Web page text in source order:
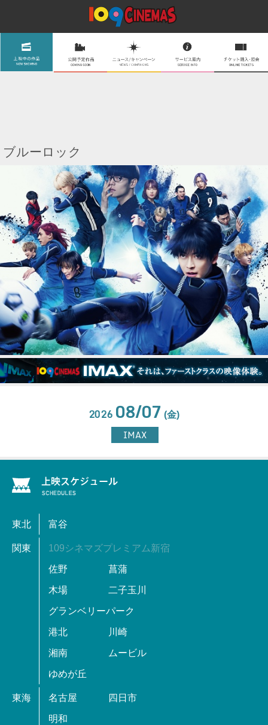
ブルーロック
2026 08/07 (金)
IMAX
東北 富谷
関東 109シネマズプレミアム新宿
佐野 菖蒲
木場 二子玉川
グランベリーパーク
港北 川崎
湘南 ムービル
ゆめが丘
東海 名古屋 四日市
明和